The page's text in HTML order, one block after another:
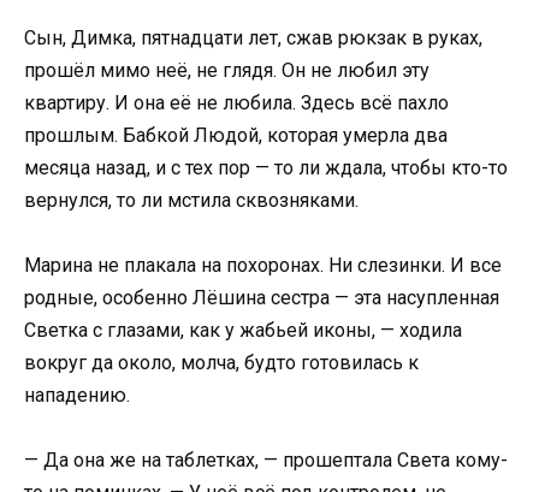
Сын, Димка, пятнадцати лет, сжав рюкзак в руках,
прошёл мимо неё, не глядя. Он не любил эту
квартиру. И она её не любила. Здесь всё пахло
прошлым. Бабкой Людой, которая умерла два
месяца назад, и с тех пор — то ли ждала, чтобы кто-то
вернулся, то ли мстила сквозняками.
Марина не плакала на похоронах. Ни слезинки. И все
родные, особенно Лёшина сестра — эта насупленная
Светка с глазами, как у жабьей иконы, — ходила
вокруг да около, молча, будто готовилась к
нападению.
— Да она же на таблетках, — прошептала Света кому-